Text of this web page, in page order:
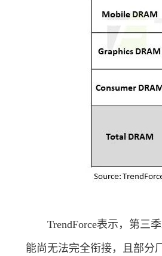
TrendForce表示，第三季
能尚无法完全衔接，且部分